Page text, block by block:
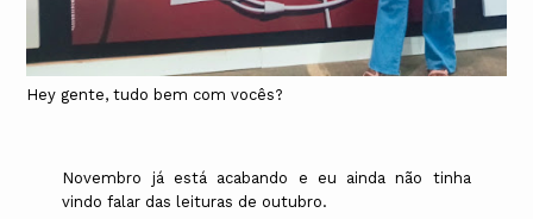
Hey gente, tudo bem com vocês?
Novembro já está acabando e eu ainda não tinha
vindo falar das leituras de outubro.